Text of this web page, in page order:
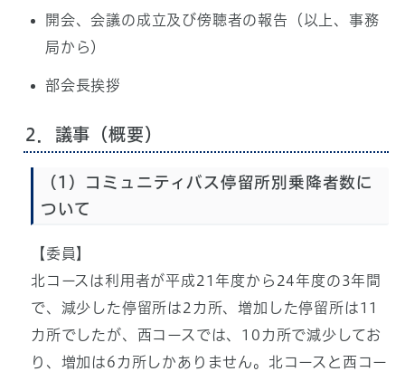
開会、会議の成立及び傍聴者の報告（以上、事務
局から）
部会長挨拶
2．議事（概要）
（1）コミュニティバス停留所別乗降者数に
ついて
【委員】
北コースは利用者が平成21年度から24年度の3年間
で、減少した停留所は2カ所、増加した停留所は11
カ所でしたが、西コースでは、10カ所で減少してお
り、増加は6カ所しかありません。北コースと西コー